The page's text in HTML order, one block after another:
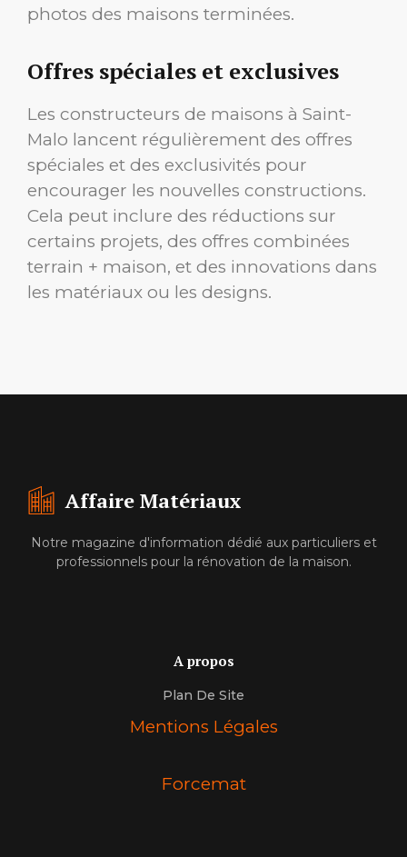
photos des maisons terminées.
Offres spéciales et exclusives
Les constructeurs de maisons à Saint-
Malo lancent régulièrement des offres
spéciales et des exclusivités pour
encourager les nouvelles constructions.
Cela peut inclure des réductions sur
certains projets, des offres combinées
terrain + maison, et des innovations dans
les matériaux ou les designs.
Affaire Matériaux
Notre magazine d'information dédié aux particuliers et
professionnels pour la rénovation de la maison.
A propos
Plan De Site
Mentions Légales
Forcemat